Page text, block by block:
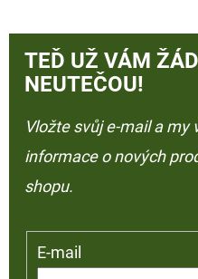
TEĎ UŽ VÁM
NEUTEČOU!
Vložte svůj e-mail a
informace o nových
shopu.
E-mail